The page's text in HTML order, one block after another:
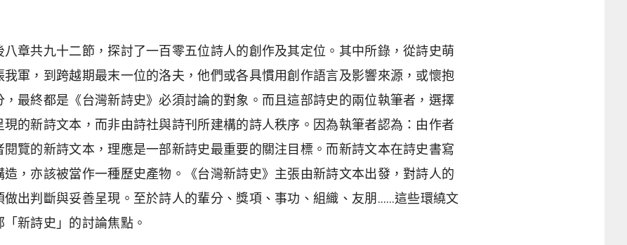
章共九十二節，探討了一百零五位詩人的創作及其定位。其中所錄，從詩史萌
軍，到跨越期最末一位的洛夫，他們或各具慣用創作語言及影響來源，或懷抱
最終都是《台灣新詩史》必須討論的對象。而且這部詩史的兩位執筆者，選擇
的新詩文本，而非由詩社與詩刊所建構的詩人秩序。因為執筆者認為：由作者
覽的新詩文本，理應是一部新詩史最重要的關注目標。而新詩文本在詩史書寫
，亦該被當作一種歷史產物。《台灣新詩史》主張由新詩文本出發，對詩人的
出判斷與妥善呈現。至於詩人的輩分、獎項、事功、組織、友朋……這些環繞文
新詩史」的討論焦點。